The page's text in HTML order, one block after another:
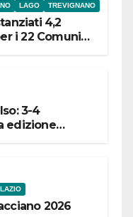
LAGO TREVIGNANO
4,2
i 22 Comuni
3-4
edizione
2026